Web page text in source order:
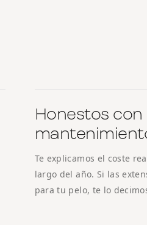
Honestos con
Te explicamos el coste
largo del año. Si las
para tu pelo, te lo